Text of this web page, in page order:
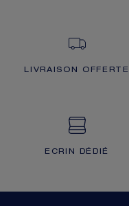
LIVRAISON OFFERTE
ECRIN DÉDIÉ